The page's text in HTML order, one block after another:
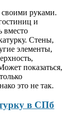
руками.
и
вместо
Стены,
элементы,
показаться,
это не так.
в СПб